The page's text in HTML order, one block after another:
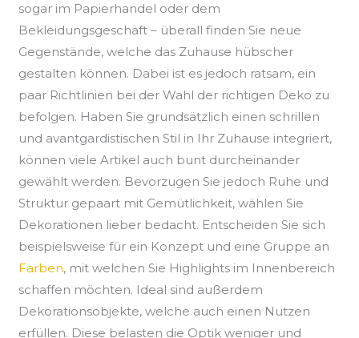
sogar im Papierhandel oder dem
Bekleidungsgeschäft – überall finden Sie neue
Gegenstände, welche das Zuhause hübscher
gestalten können. Dabei ist es jedoch ratsam, ein
paar Richtlinien bei der Wahl der richtigen Deko zu
befolgen. Haben Sie grundsätzlich einen schrillen
und avantgardistischen Stil in Ihr Zuhause integriert,
können viele Artikel auch bunt durcheinander
gewählt werden. Bevorzugen Sie jedoch Ruhe und
Struktur gepaart mit Gemütlichkeit, wählen Sie
Dekorationen lieber bedacht. Entscheiden Sie sich
beispielsweise für ein Konzept und eine Gruppe an
Farben, mit welchen Sie Highlights im Innenbereich
schaffen möchten. Ideal sind außerdem
Dekorationsobjekte, welche auch einen Nutzen
erfüllen. Diese belasten die Optik weniger und